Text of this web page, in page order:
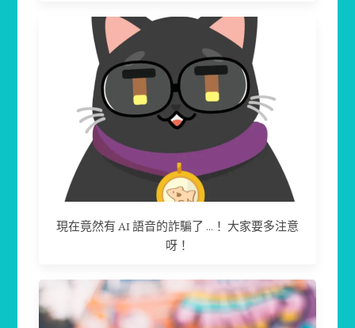
現在竟然有 AI 語音的詐騙了 ...！ 大家要多注意
呀！